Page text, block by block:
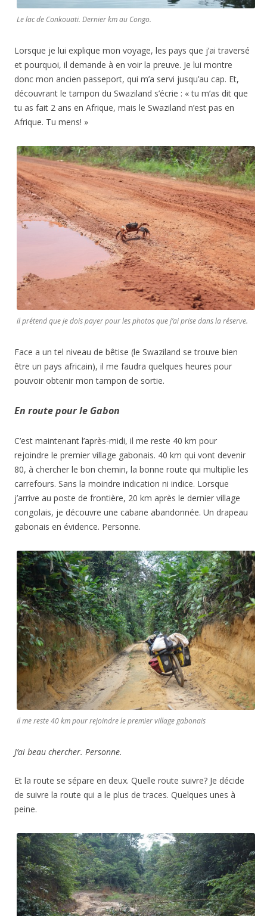
Le lac de Conkouati. Dernier km au Congo.
Lorsque je lui explique mon voyage, les pays que j’ai traversé
et pourquoi, il demande à en voir la preuve. Je lui montre
donc mon ancien passeport, qui m’a servi jusqu’au cap. Et,
découvrant le tampon du Swaziland s’écrie : « tu m’as dit que
tu as fait 2 ans en Afrique, mais le Swaziland n’est pas en
Afrique. Tu mens! »
il prétend que je dois payer pour les photos que j’ai prise dans la réserve.
Face a un tel niveau de bêtise (le Swaziland se trouve bien
être un pays africain), il me faudra quelques heures pour
pouvoir obtenir mon tampon de sortie.
En route pour le Gabon
C’est maintenant l’après-midi, il me reste 40 km pour
rejoindre le premier village gabonais. 40 km qui vont devenir
80, à chercher le bon chemin, la bonne route qui multiplie les
carrefours. Sans la moindre indication ni indice. Lorsque
j’arrive au poste de frontière, 20 km après le dernier village
congolais, je découvre une cabane abandonnée. Un drapeau
gabonais en évidence. Personne.
il me reste 40 km pour rejoindre le premier village gabonais
J’ai beau chercher. Personne.
Et la route se sépare en deux. Quelle route suivre? Je décide
de suivre la route qui a le plus de traces. Quelques unes à
peine.